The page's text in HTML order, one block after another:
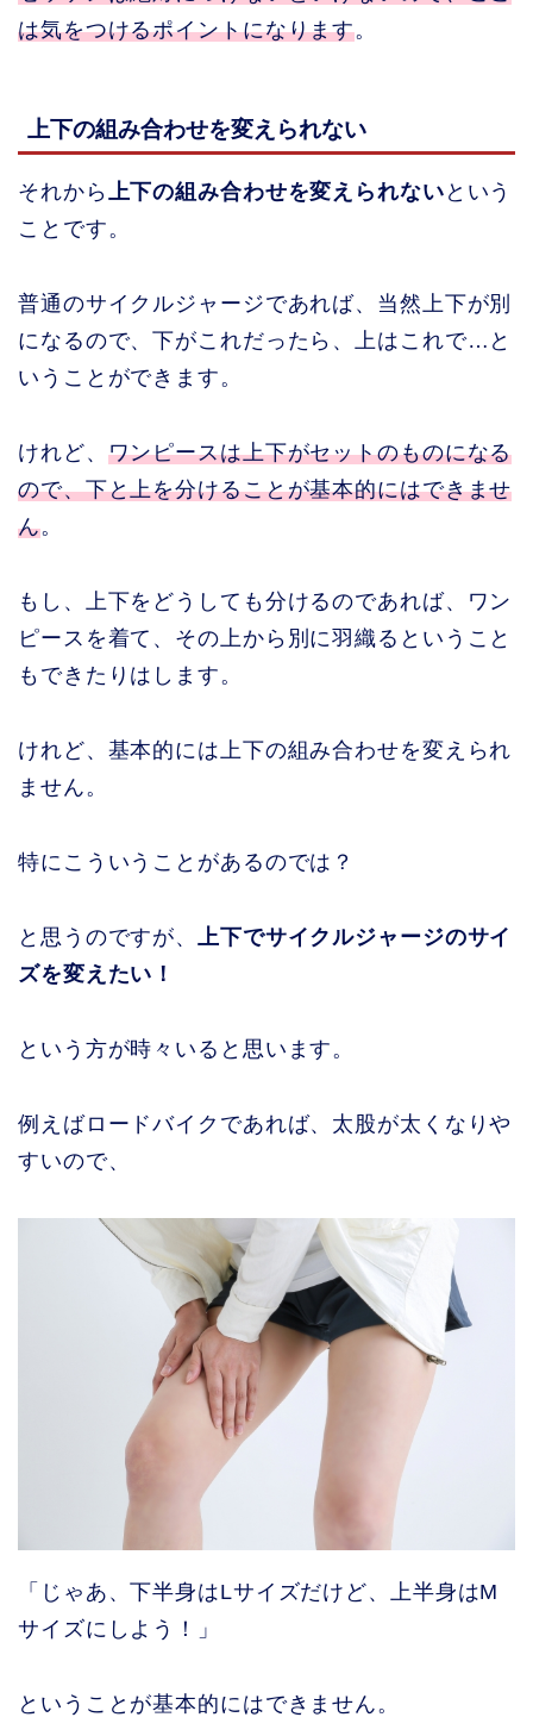
は気をつけるポイントになります。
上下の組み合わせを変えられない
それから上下の組み合わせを変えられない という
ことです。
普通のサイクルジャージであれば、当然上下が別
になるので、下がこれだったら、上はこれで…と
いうことができます。
けれど、 ワンピースは上下がセットのものになる
ので、下と上を分けることが基本的にはできませ
ん。
もし、上下をどうしても分けるのであれば、ワン
ピースを着て、その上から別に羽織るということ
もできたりはします。
けれど、基本的には上下の組み合わせを変えられ
ません。
特にこういうことがあるのでは？
と思うのですが、上下でサイクルジャージのサイ
ズを変えたい！
という方が時々いると思います。
例えばロードバイクであれば、太股が太くなりや
すいので、
「じゃあ、下半身はLサイズだけど、上半身はM
サイズにしよう！」
ということが基本的にはできません。